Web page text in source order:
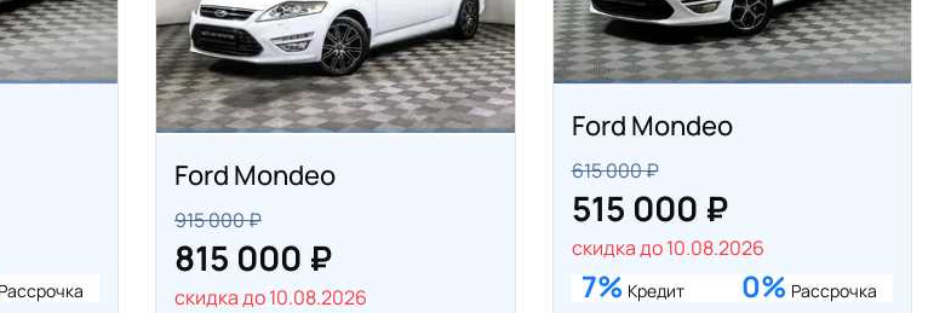
Рассрочка
Ford Mondeo
915 000 ₽
815 000 ₽
скидка до 10.08.2026
Ford Mondeo
615 000 ₽
515 000 ₽
скидка до 10.08.2026
7% Кредит 0% Рассрочка